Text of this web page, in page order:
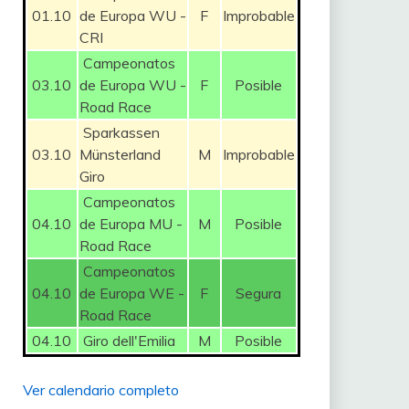
01.10 de Europa WU -
CRI
F Improbable
03.10
Campeonatos
de Europa WU -
Road Race
F Posible
03.10
Sparkassen
Münsterland
Giro
M Improbable
04.10
Campeonatos
de Europa MU -
Road Race
M Posible
04.10
Campeonatos
de Europa WE -
Road Race
F Segura
04.10 Giro dell'Emilia M Posible
Ver calendario completo